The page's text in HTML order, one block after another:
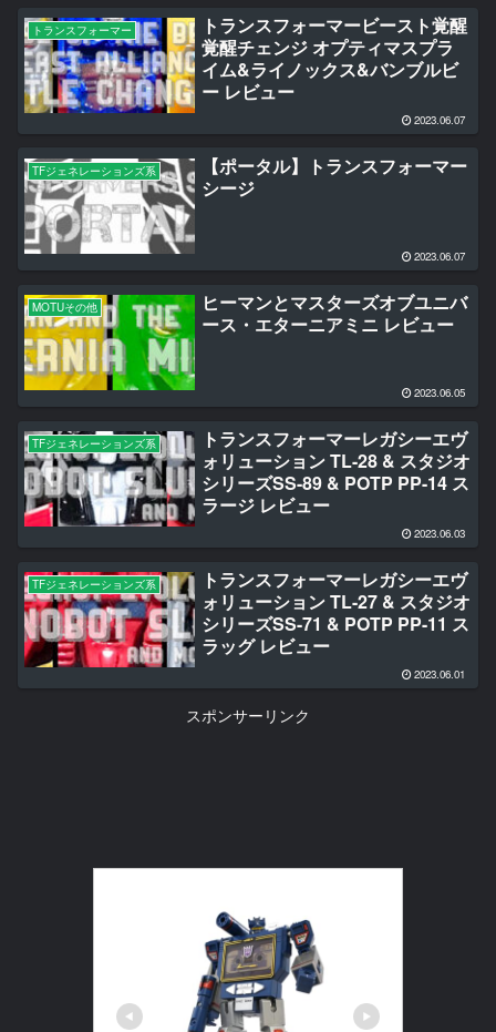
トランスフォーマー
トランスフォーマービースト覚醒
覚醒チェンジ オプティマスプラ
イム&ライノックス&バンブルビ
ー レビュー
2023.06.07
TFジェネレーションズ系
【ポータル】トランスフォーマー
シージ
2023.06.07
MOTUその他
ヒーマンとマスターズオブユニバ
ース・エターニアミニ レビュー
2023.06.05
TFジェネレーションズ系
トランスフォーマーレガシーエヴ
ォリューション TL-28 & スタジオ
シリーズSS-89 & POTP PP-14 ス
ラージ レビュー
2023.06.03
TFジェネレーションズ系
トランスフォーマーレガシーエヴ
ォリューション TL-27 & スタジオ
シリーズSS-71 & POTP PP-11 ス
ラッグ レビュー
2023.06.01
スポンサーリンク